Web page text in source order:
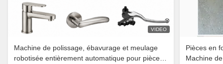
VIDEO
Machine de polissage, ébavurage et meulage
robotisée entièrement automatique pour pièces
Pièces en
Machine